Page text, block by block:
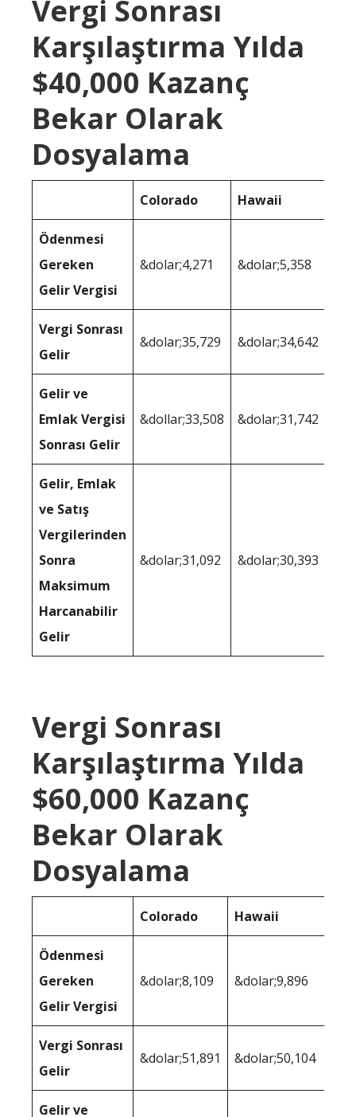
Vergi Sonrası
Karşılaştırma Yılda
$40,000 Kazanç
Bekar Olarak
Dosyalama
Colorado Hawaii
Ödenmesi
Gereken
Gelir Vergisi
&dolar;4,271 &dolar;5,358
Vergi Sonrası
Gelir
&dolar;35,729 &dolar;34,642
Gelir ve
Emlak Vergisi
Sonrası Gelir
&dollar;33,508 &dolar;31,742
Gelir, Emlak
ve Satış
Vergilerinden
Sonra
Maksimum
Harcanabilir
Gelir
&dolar;31,092 &dolar;30,393
Vergi Sonrası
Karşılaştırma Yılda
$60,000 Kazanç
Bekar Olarak
Dosyalama
Colorado Hawaii
Ödenmesi
Gereken
Gelir Vergisi
&dolar;8,109 &dolar;9,896
Vergi Sonrası
Gelir
&dolar;51,891 &dolar;50,104
Gelir ve